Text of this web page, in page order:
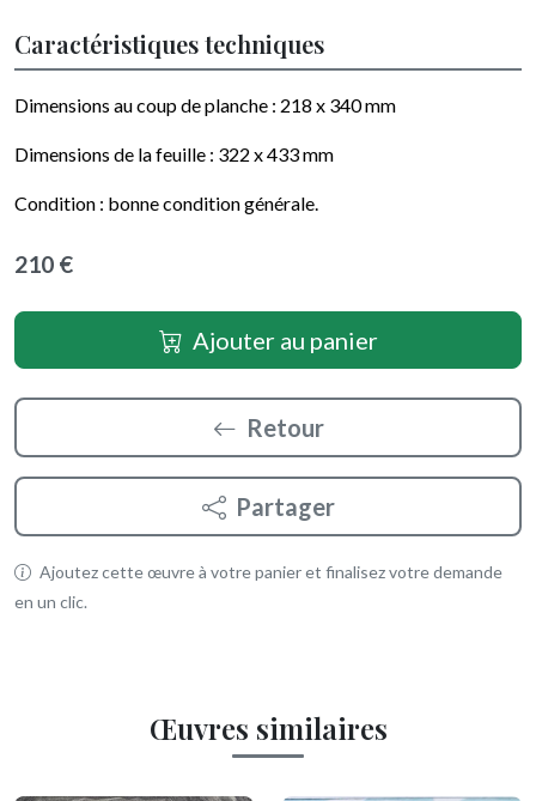
Caractéristiques techniques
Dimensions au coup de planche : 218 x 340mm
Dimensions de la feuille : 322 x 433mm
Condition : bonne condition générale.
210 €
Ajouter au panier
Retour
Partager
Ajoutez cette œuvre à votre panier et finalisez votre demande
en un clic.
Œuvres similaires